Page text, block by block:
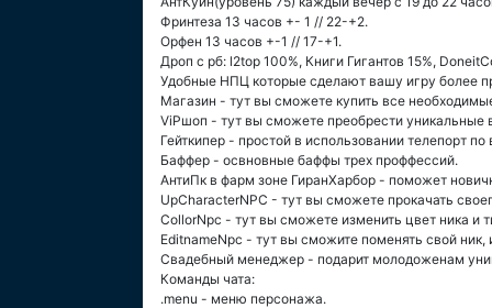
Фринтеза 13 часов +- 1 // 22-+2.
Орфен 13 часов +-1 // 17-+1.
Дроп с рб: l2top 100%, Книги Гигантов 15%,
Удобные НПЦ которые сделают вашу игру более
Магазин - тут вы сможете купить все
ViPшоп - тут вы сможете преобрести уникальные
Гейткипер - простой в использовании телепорт
Баффер - освновные баффы трех проффессий.
АнтиПк в фарм зоне ГиранХарбор - поможет
UpCharacterNPC - тут вы сможете прокачать
CollorNpc - тут вы сможете изменить цвет ника и
EditnameNpc - тут вы сможите поменять свой
Свадебный менеджер - подарит молодоженам
Команды чата:
.menu - меню персонажа.